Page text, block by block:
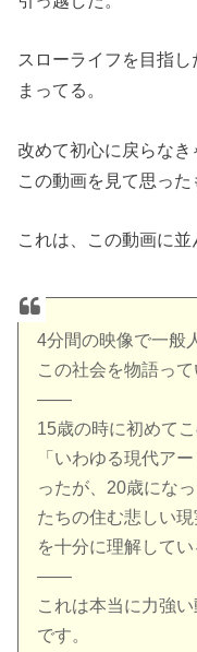
スローライフを目指
まってる。
改めて初心に戻らなき
この動画を見て思った
これは、この動画に並
4分間の映像で一般
この社会を物語って
——
15歳の時に初めて
「いわゆる現代ア
ったが、20歳にな
たちの住む悲しい
を十分に理解してい
——
これは本当に力強
です。